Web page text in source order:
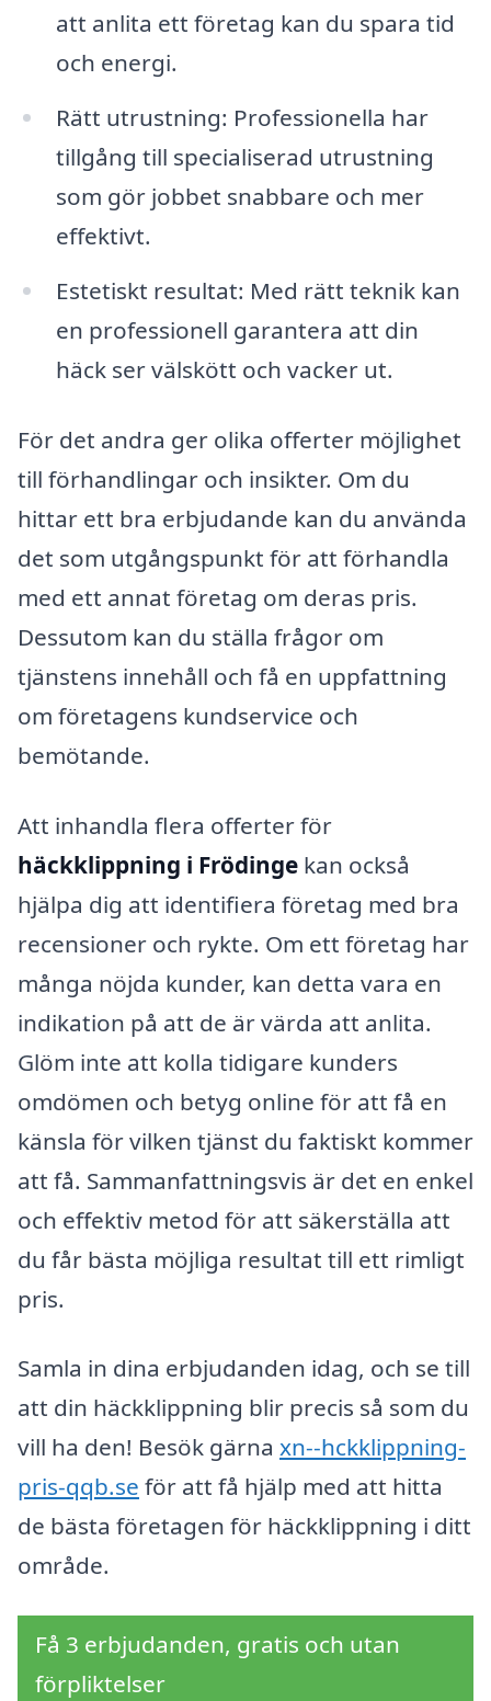
att anlita ett företag kan du spara tid
och energi.
Rätt utrustning: Professionella har
tillgång till specialiserad utrustning
som gör jobbet snabbare och mer
effektivt.
Estetiskt resultat: Med rätt teknik kan
en professionell garantera att din
häck ser välskött och vacker ut.
För det andra ger olika offerter möjlighet
till förhandlingar och insikter. Om du
hittar ett bra erbjudande kan du använda
det som utgångspunkt för att förhandla
med ett annat företag om deras pris.
Dessutom kan du ställa frågor om
tjänstens innehåll och få en uppfattning
om företagens kundservice och
bemötande.
Att inhandla flera offerter för
häckklippning i Frödinge kan också
hjälpa dig att identifiera företag med bra
recensioner och rykte. Om ett företag har
många nöjda kunder, kan detta vara en
indikation på att de är värda att anlita.
Glöm inte att kolla tidigare kunders
omdömen och betyg online för att få en
känsla för vilken tjänst du faktiskt kommer
att få. Sammanfattningsvis är det en enkel
och effektiv metod för att säkerställa att
du får bästa möjliga resultat till ett rimligt
pris.
Samla in dina erbjudanden idag, och se till
att din häckklippning blir precis så som du
vill ha den! Besök gärna xn--hckklippning-
pris-qqb.se för att få hjälp med att hitta
de bästa företagen för häckklippning i ditt
område.
Få 3 erbjudanden, gratis och utan
förpliktelser